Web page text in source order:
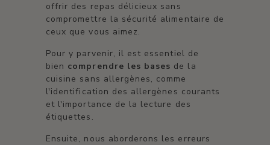
offrir des repas délicieux sans
compromettre la sécurité alimentaire de
ceux que vous aimez.
Pour y parvenir, il est essentiel de
bien comprendre les bases de la
cuisine sans allergènes, comme
l'identification des allergènes courants
et l'importance de la lecture des
étiquettes.
Ensuite, nous aborderons les erreurs